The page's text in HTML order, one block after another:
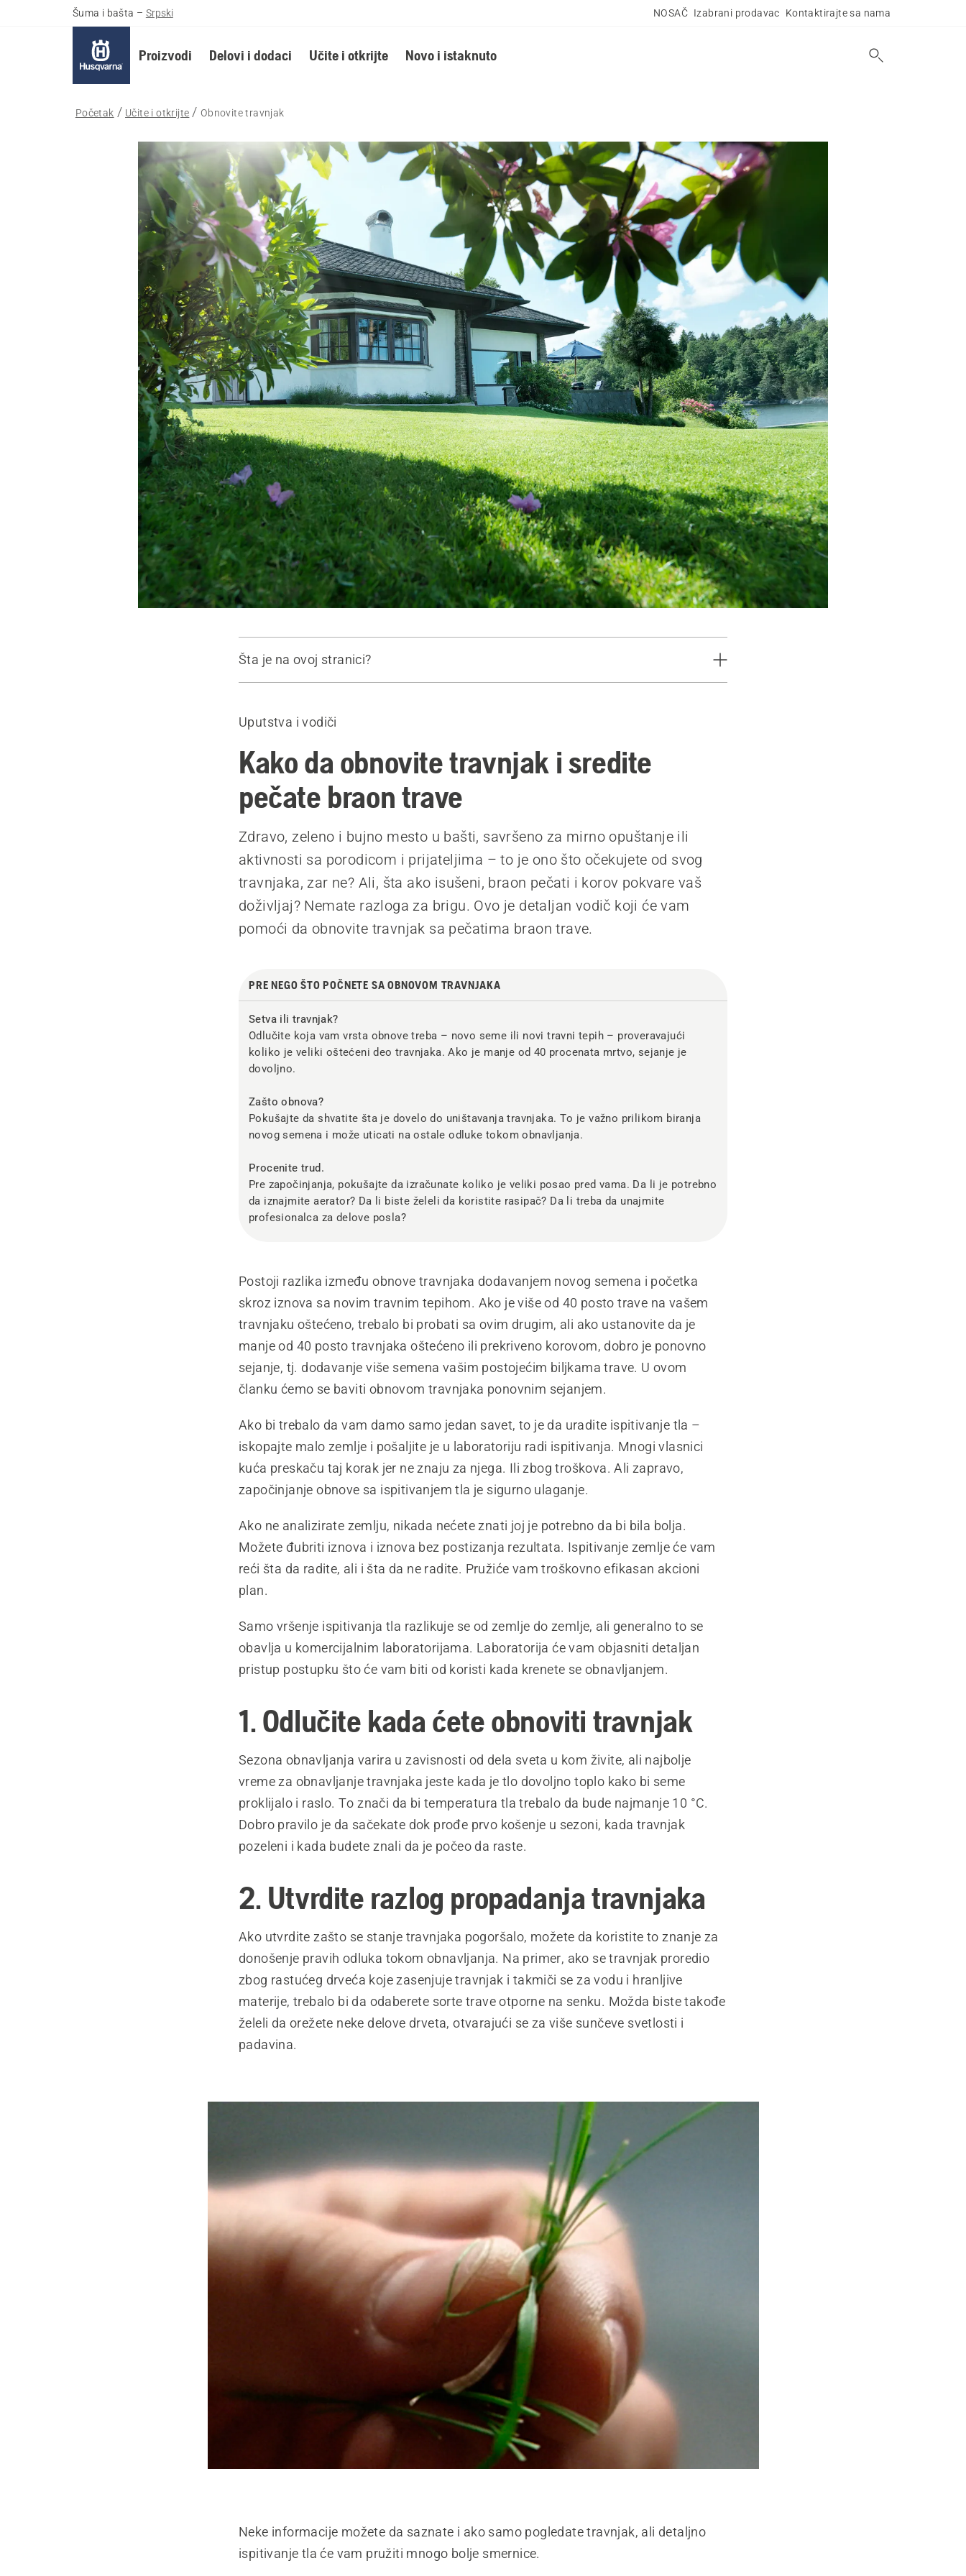
Šuma i bašta – Srpski NOSAČ Izabrani prodavac Kontaktirajte sa nama
Proizvodi Delovi i dodaci Učite i otkrijte Novo i istaknuto
Početak Učite i otkrijte Obnovite travnjak
Šta je na ovoj stranici?
Pre nego što počnete
1. Odlučite kada ćete obnoviti travnjak
2. Utvrdite razlog propadanja travnjaka
3. Uklonite korov i travnu slamu
4. Pripremite tlo
6. Koristite đubrivo
7. Seme
8. Uživajte
Preporučeni proizvodi
Uputstva i vodiči
Kako da obnovite travnjak i sredite
pečate braon trave
Zdravo, zeleno i bujno mesto u bašti, savršeno za mirno opuštanje ili
aktivnosti sa porodicom i prijateljima – to je ono što očekujete od svog
travnjaka, zar ne? Ali, šta ako isušeni, braon pečati i korov pokvare vaš
doživljaj? Nemate razloga za brigu. Ovo je detaljan vodič koji će vam
pomoći da obnovite travnjak sa pečatima braon trave.
PRE NEGO ŠTO POČNETE SA OBNOVOM TRAVNJAKA
Setva ili travnjak?
Odlučite koja vam vrsta obnove treba – novo seme ili novi travni tepih – proveravajući
koliko je veliki oštećeni deo travnjaka. Ako je manje od 40 procenata mrtvo, sejanje je
dovoljno.
Zašto obnova?
Pokušajte da shvatite šta je dovelo do uništavanja travnjaka. To je važno prilikom biranja
novog semena i može uticati na ostale odluke tokom obnavljanja.
Procenite trud.
Pre započinjanja, pokušajte da izračunate koliko je veliki posao pred vama. Da li je potrebno
da iznajmite aerator? Da li biste želeli da koristite rasipač? Da li treba da unajmite
profesionalca za delove posla?
Postoji razlika između obnove travnjaka dodavanjem novog semena i početka
skroz iznova sa novim travnim tepihom. Ako je više od 40 posto trave na vašem
travnjaku oštećeno, trebalo bi probati sa ovim drugim, ali ako ustanovite da je
manje od 40 posto travnjaka oštećeno ili prekriveno korovom, dobro je ponovno
sejanje, tj. dodavanje više semena vašim postojećim biljkama trave. U ovom
članku ćemo se baviti obnovom travnjaka ponovnim sejanjem.
Ako bi trebalo da vam damo samo jedan savet, to je da uradite ispitivanje tla –
iskopajte malo zemlje i pošaljite je u laboratoriju radi ispitivanja. Mnogi vlasnici
kuća preskaču taj korak jer ne znaju za njega. Ili zbog troškova. Ali zapravo,
započinjanje obnove sa ispitivanjem tla je sigurno ulaganje.
Ako ne analizirate zemlju, nikada nećete znati joj je potrebno da bi bila bolja.
Možete đubriti iznova i iznova bez postizanja rezultata. Ispitivanje zemlje će vam
reći šta da radite, ali i šta da ne radite. Pružiće vam troškovno efikasan akcioni
plan.
Samo vršenje ispitivanja tla razlikuje se od zemlje do zemlje, ali generalno to se
obavlja u komercijalnim laboratorijama. Laboratorija će vam objasniti detaljan
pristup postupku što će vam biti od koristi kada krenete se obnavljanjem.
1. Odlučite kada ćete obnoviti travnjak
Sezona obnavljanja varira u zavisnosti od dela sveta u kom živite, ali najbolje
vreme za obnavljanje travnjaka jeste kada je tlo dovoljno toplo kako bi seme
proklijalo i raslo. To znači da bi temperatura tla trebalo da bude najmanje 10 °C.
Dobro pravilo je da sačekate dok prođe prvo košenje u sezoni, kada travnjak
pozeleni i kada budete znali da je počeo da raste.
2. Utvrdite razlog propadanja travnjaka
Ako utvrdite zašto se stanje travnjaka pogoršalo, možete da koristite to znanje za
donošenje pravih odluka tokom obnavljanja. Na primer, ako se travnjak proredio
zbog rastućeg drveća koje zasenjuje travnjak i takmiči se za vodu i hranljive
materije, trebalo bi da odaberete sorte trave otporne na senku. Možda biste takođe
želeli da orežete neke delove drveta, otvarajući se za više sunčeve svetlosti i
padavina.
Neke informacije možete da saznate i ako samo pogledate travnjak, ali detaljno
ispitivanje tla će vam pružiti mnogo bolje smernice.